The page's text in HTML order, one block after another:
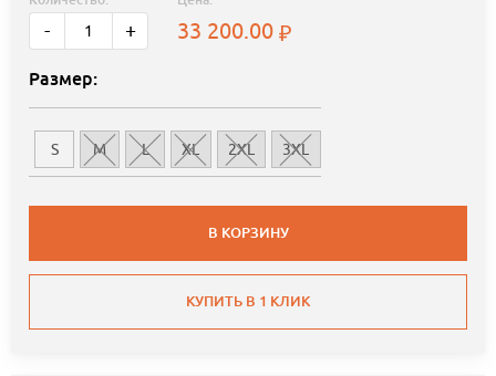
- + 33 200.00
Размер:
S M L XL 2XL 3XL
В КОРЗИНУ
КУПИТЬ В 1 КЛИК